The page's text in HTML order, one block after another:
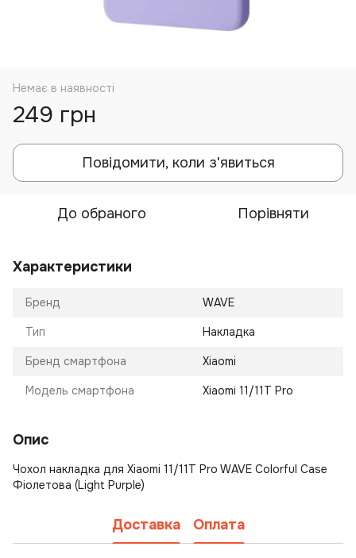
Немає в наявності
249 грн
Повідомити, коли з'явиться
До обраного Порівняти
Характеристики
Бренд WAVE
Тип Накладка
Бренд смартфона Xiaomi
Модель смартфона Xiaomi 11/11T Pro
Опис
Чохол накладка для Xiaomi 11/11T Pro WAVE Colorful Case
Фіолетова (Light Purple)
Доставка Оплата